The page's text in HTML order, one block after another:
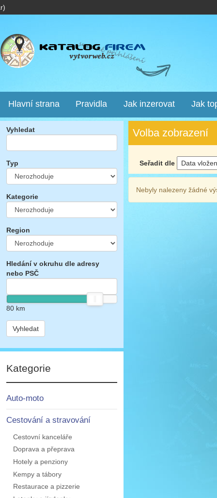
Hlavní strana Pravidla Jak inzerovat Jak
Vyhledat
Typ
Kategorie
Region
Hledání v okruhu dle adresy
nebo PSČ
80km
Vyhledat
Kategorie
Auto-moto
Cestování a stravování
Cestovní kanceláře
Doprava a přeprava
Hotely a penziony
Kempy a tábory
Restaurace a pizzerie
Volba zobrazení
Seřadit dle
Nebyly nalezeny žádné